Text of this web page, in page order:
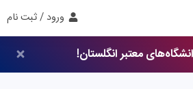
ورود / ثبت نام
معتبر انگلستان!